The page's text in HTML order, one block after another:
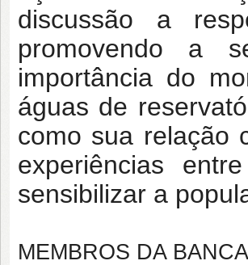
discussão a
promovendo a
importância do
águas de
como sua relação
experiências
sensibilizar a
MEMBROS DA